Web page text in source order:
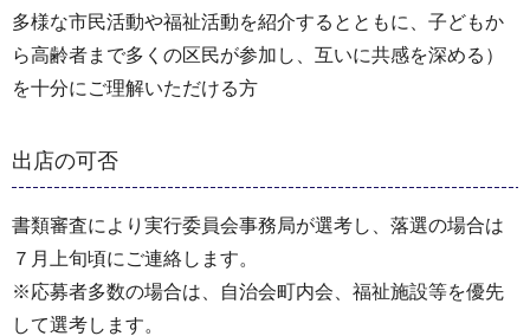
多様な市民活動や福祉活動を紹介するとともに、子どもか
ら高齢者まで多くの区民が参加し、互いに共感を深める）
を十分にご理解いただける方
出店の可否
書類審査により実行委員会事務局が選考し、落選の場合は
７月上旬頃にご連絡します。
※応募者多数の場合は、自治会町内会、福祉施設等を優先
して選考します。